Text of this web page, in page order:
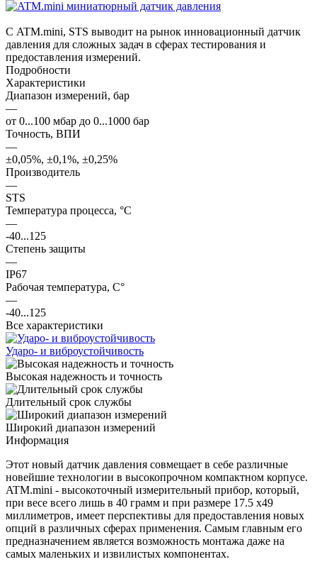
С ATM.mini, STS выводит на рынок инновационный датчик
давления для сложных задач в сферах тестирования и
предоставления измерений.
Подробности
Характеристики
Диапазон измерений, бар
—
от 0...100 мбар до 0...1000 бар
Точность, ВПИ
—
±0,05%, ±0,1%, ±0,25%
Производитель
—
STS
Температура процесса, °С
—
-40...125
Степень защиты
—
IP67
Рабочая температура, С°
—
-40...125
Все характеристики
Ударо- и виброустойчивость
Высокая надежность и точность
Длительный срок службы
Широкий диапазон измерений
Информация
Этот новый датчик давления совмещает в себе различные
новейшие технологии в высокопрочном компактном корпусе.
ATM.mini - высокоточный измерительный прибор, который,
при весе всего лишь в 40 грамм и при размере 17.5 x49
миллиметров, имеет перспективы для предоставления новых
опций в различных сферах применения. Самым главным его
предназначением является возможность монтажа даже на
самых маленьких и извилистых компонентах.